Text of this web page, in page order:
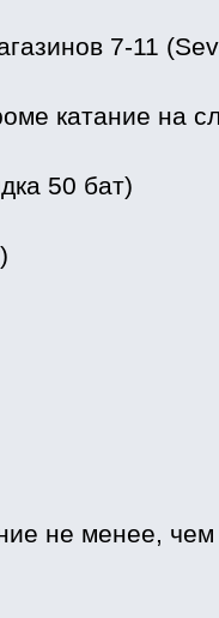
7-11
катание на
50 бат)
не менее, чем